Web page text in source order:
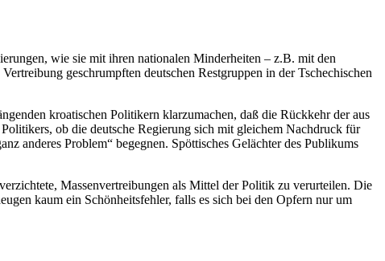
wie sie mit ihren nationalen Minderheiten – z.B. mit den
geschrumpften deutschen Restgruppen in der Tschechischen
kroatischen Politikern klarzumachen, daß die Rückkehr der aus
ob die deutsche Regierung sich mit gleichem Nachdruck für
anderes Problem“ begegnen. Spöttisches Gelächter des Publikums
Massenvertreibungen als Mittel der Politik zu verurteilen. Die
kaum ein Schönheitsfehler, falls es sich bei den Opfern nur um